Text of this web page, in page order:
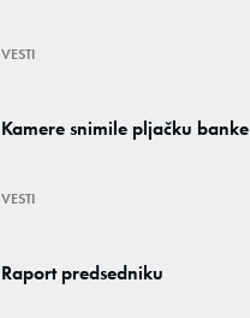
VESTI
Kamere snimile pljačku banke
VESTI
Raport predsedniku